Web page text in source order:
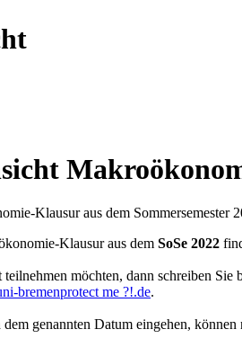
Klausur aus dem Sommersemester
Klausur aus dem SoSe 2022
teilnehmen möchten, dann schreiben
bremenprotect me ?!.de.
genannten Datum eingehen,